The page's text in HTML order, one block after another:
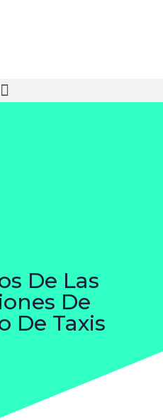
De Las
De
De Taxis